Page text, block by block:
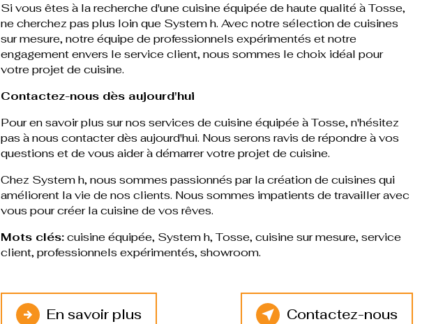
Si vous êtes à la recherche d'une cuisine équipée de haute qualité à Tosse,
ne cherchez pas plus loin que System h. Avec notre sélection de cuisines
sur mesure, notre équipe de professionnels expérimentés et notre
engagement envers le service client, nous sommes le choix idéal pour
votre projet de cuisine.
Contactez-nous dès aujourd'hui
Pour en savoir plus sur nos services de cuisine équipée à Tosse, n'hésitez
pas à nous contacter dès aujourd'hui. Nous serons ravis de répondre à vos
questions et de vous aider à démarrer votre projet de cuisine.
Chez System h, nous sommes passionnés par la création de cuisines qui
améliorent la vie de nos clients. Nous sommes impatients de travailler avec
vous pour créer la cuisine de vos rêves.
Mots clés:cuisine équipée, System h, Tosse, cuisine sur mesure, service
client, professionnels expérimentés, showroom.
En savoir plus Contactez-nous